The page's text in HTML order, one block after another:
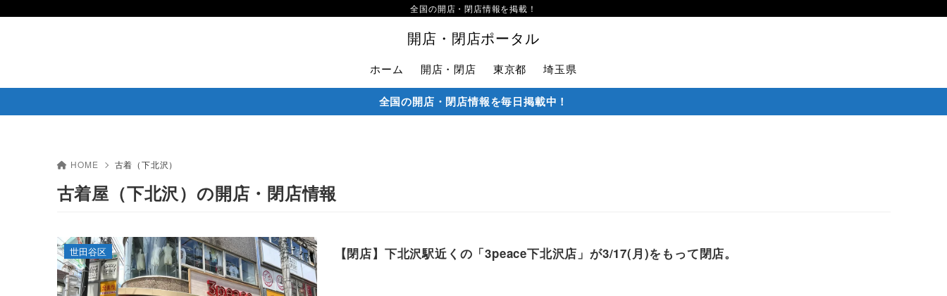
開店・閉店ポータル
全国の開店・閉店情報を掲載！
ホーム 開店・閉店 東京都 埼玉県
全国の開店・閉店情報を毎日掲載中！
HOME 古着（下北沢）
古着屋（下北沢）の開店・閉店情報
【閉店】下北沢駅近くの「3peace下北沢店」が3/17(月)をもって閉店。
世田谷区